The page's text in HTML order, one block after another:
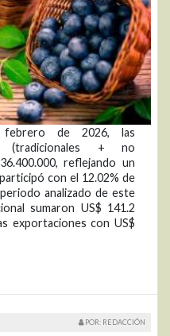
de 2026, las
(tradicionales + no
reflejando un
con el 12.02% de
analizado de este
sumaron US$ 141.2
exportaciones con US$
POR: REDACCIÓN